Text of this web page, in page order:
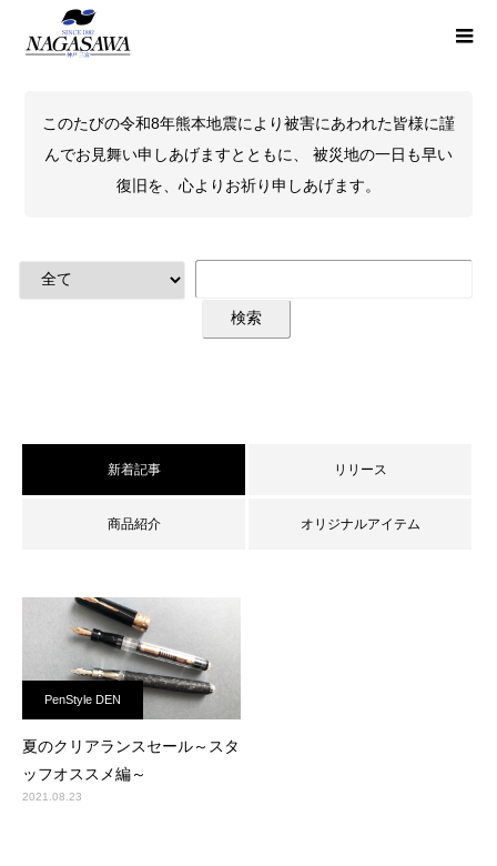
このたびの令和8年熊本地震により被害にあわれた皆様に謹
んでお見舞い申しあげますとともに、 被災地の一日も早い
復旧を、心よりお祈り申しあげます。
新着記事 リリース
商品紹介 オリジナルアイテム
PenStyle DEN
夏のクリアランスセール～スタ
ッフオススメ編～
2021.08.23